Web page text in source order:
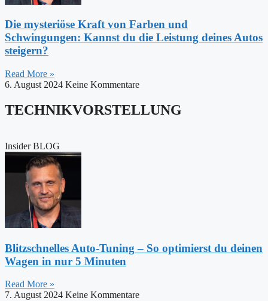
Die mysteriöse Kraft von Farben und
Schwingungen: Kannst du die Leistung deines Autos
steigern?
Read More »
6. August 2024 Keine Kommentare
TECHNIKVORSTELLUNG
Insider BLOG
Blitzschnelles Auto-Tuning – So optimierst du deinen
Wagen in nur 5 Minuten
Read More »
7. August 2024 Keine Kommentare